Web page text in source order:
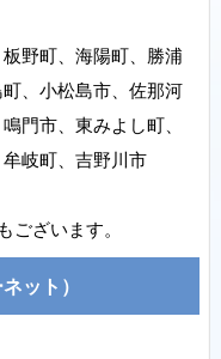
野町、海陽町、勝浦
、小松島市、佐那河
門市、東みよし町、
岐町、吉野川市
ございます。
ット）